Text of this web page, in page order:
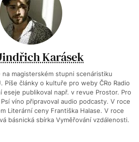
Karásek
magisterském stupni scenáristiku
Píše články o kultuře pro weby ČRo Radio
eseje publikoval např. v revue Prostor. Pro
víno připravoval audio podcasty. V roce
Literární ceny Františka Halase. V roce
básnická sbírka Vyměřování vzdálenosti.